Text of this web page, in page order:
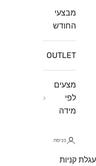
מבצעי
החודש
OUTLET
מצעים
לפי
מידה
כניסה
עגלת קניות